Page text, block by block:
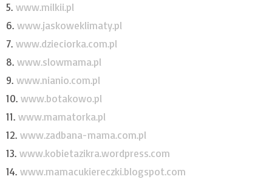
5. www.milkii.pl
6. www.jaskoweklimaty.pl
7. www.dzieciorka.com.pl
8. www.slowmama.pl
9. www.nianio.com.pl
10. www.botakowo.pl
11. www.mamatorka.pl
12. www.zadbana-mama.com.pl
13. www.kobietazikra.wordpress.com
14. www.mamacukiereczki.blogspot.com